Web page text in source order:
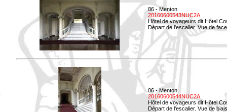
06 - Menton
20160600543NUC2A
Hôtel de voyageurs dit Hôtel
Départ de l'escalier. Vue de
06 - Menton
20160600544NUC2A
Hôtel de voyageurs dit Hôtel
Départ de l'escalier. Vue de